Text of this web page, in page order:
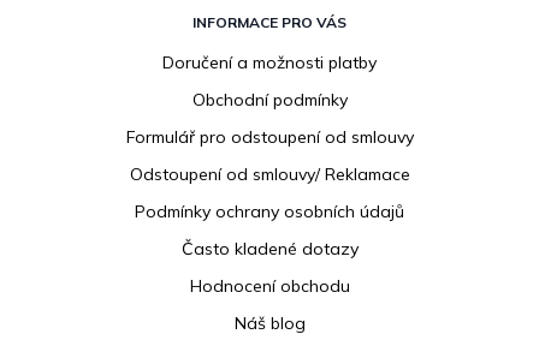
INFORMACE PRO VÁS
Doručení a možnosti platby
Obchodní podmínky
Formulář pro odstoupení od smlouvy
Odstoupení od smlouvy/ Reklamace
Podmínky ochrany osobních údajů
Často kladené dotazy
Hodnocení obchodu
Náš blog